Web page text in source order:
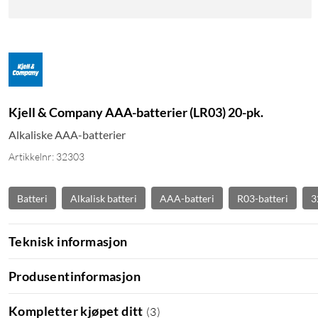
Kjell & Company AAA-batterier (LR03) 20-pk.
Alkaliske AAA-batterier
Artikkelnr: 32303
Batteri Alkalisk batteri AAA-batteri R03-batteri
Teknisk informasjon
Produsentinformasjon
Kompletter kjøpet ditt (3)